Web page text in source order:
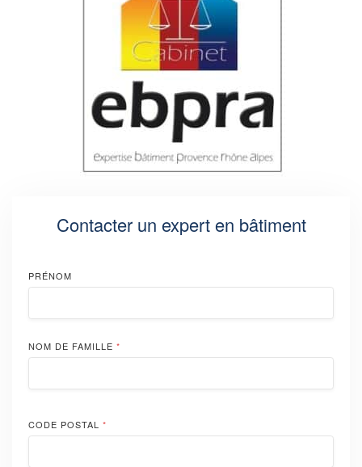
Contacter un expert en bâtiment
PRÉNOM
NOM DE FAMILLE *
CODE POSTAL *